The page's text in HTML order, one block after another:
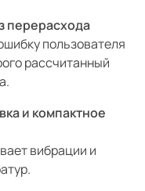
перерасхода
пользователя
рассчитанный
и компактное
вибрации и